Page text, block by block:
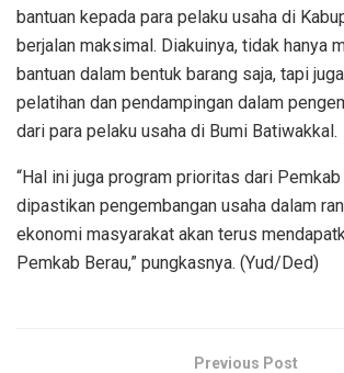
bantuan kepada para pelaku usaha di
berjalan maksimal. Diakuinya, tidak hanya
bantuan dalam bentuk barang saja, tapi
pelatihan dan pendampingan dalam
dari para pelaku usaha di Bumi Batiwakkal.
“Hal ini juga program prioritas dari
dipastikan pengembangan usaha dalam
ekonomi masyarakat akan terus
Pemkab Berau,” pungkasnya. (Yud/Ded)
Previous Post